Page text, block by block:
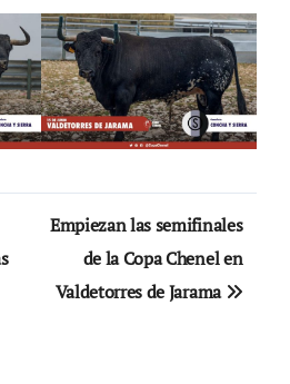
Empiezan las semifinales
de la Copa Chenel en
Valdetorres de Jarama